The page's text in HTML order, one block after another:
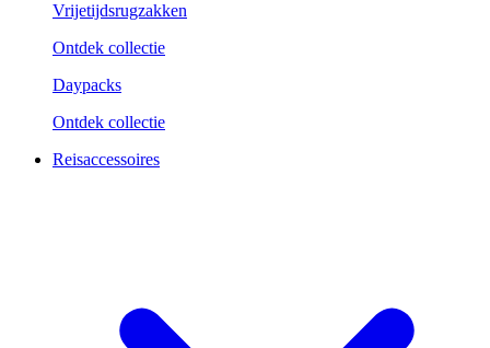
Vrijetijdsrugzakken
Ontdek collectie
Daypacks
Ontdek collectie
Reisaccessoires